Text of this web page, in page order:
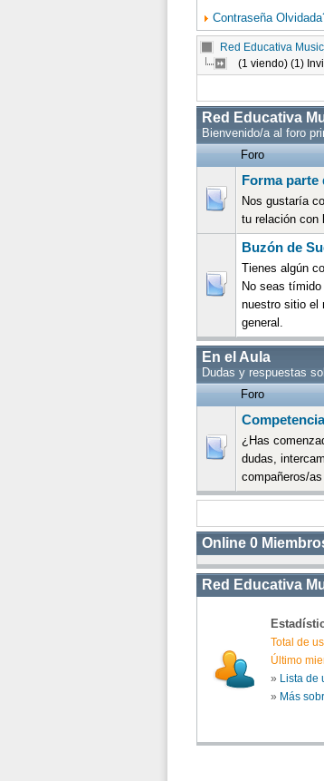
Contraseña
Red Educativa
(1 viendo) (1)
Red Educativa
Bienvenido/a al foro
Foro
Forma parte
Nos gustaría
tu relación con
Buzón de
Tienes algún
No seas
nuestro sitio el
general.
En el Aula
Dudas y respuestas
Foro
¿Has
dudas,
compañeros/as
Online 0
Red Educativa
Total de
Último
» Lista de
» Más